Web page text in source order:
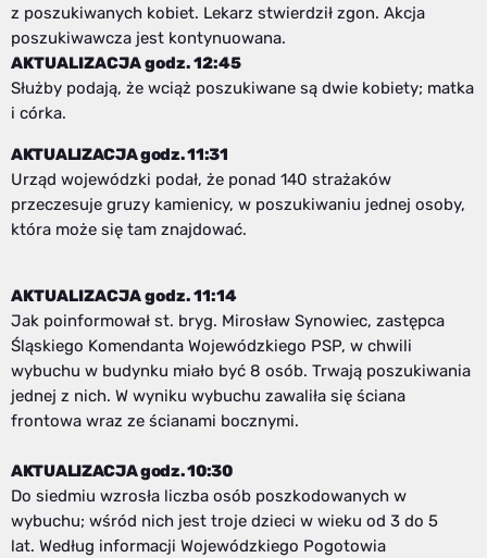
z poszukiwanych kobiet. Lekarz stwierdził zgon. Akcja
poszukiwawcza jest kontynuowana.
AKTUALIZACJA godz. 12:45
Służby podają, że wciąż poszukiwane są dwie kobiety; matka
i córka.
AKTUALIZACJA godz. 11:31
Urząd wojewódzki podał, że ponad 140 strażaków
przeczesuje gruzy kamienicy, w poszukiwaniu jednej osoby,
która może się tam znajdować.
AKTUALIZACJA godz. 11:14
Jak poinformował st. bryg. Mirosław Synowiec, zastępca
Śląskiego Komendanta Wojewódzkiego PSP, w chwili
wybuchu w budynku miało być 8 osób. Trwają poszukiwania
jednej z nich. W wyniku wybuchu zawaliła się ściana
frontowa wraz ze ścianami bocznymi.
AKTUALIZACJA godz. 10:30
Do siedmiu wzrosła liczba osób poszkodowanych w
wybuchu; wśród nich jest troje dzieci w wieku od 3 do 5
lat. Według informacji Wojewódzkiego Pogotowia